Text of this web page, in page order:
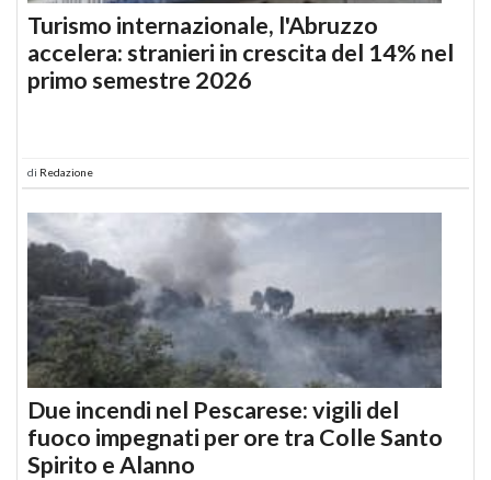
Turismo internazionale, l'Abruzzo
accelera: stranieri in crescita del 14% nel
primo semestre 2026
di Redazione
Due incendi nel Pescarese: vigili del
fuoco impegnati per ore tra Colle Santo
Spirito e Alanno